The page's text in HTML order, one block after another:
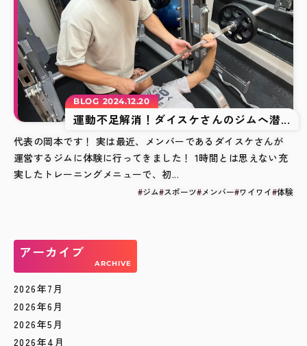
BLOG 2024.12.20
運動不足解消！ダイスケさんのジムへ潜...
代表の岡本です！ 実は最近、メンバーであるダイスケさんが
運営するジムに体験に行ってきました！ 1時間とは思えない充
実したトレーニングメニューで、初...
ジム スポーツ メンバー ワイワイ 体験
アーカイブ
ARCHIVE
2026年7月
2026年6月
2026年5月
2026年4月